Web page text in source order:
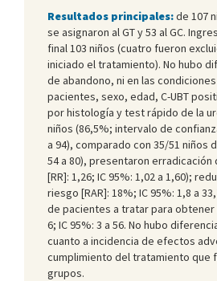
Resultados principales:de 107
se asignaron al GT y 53 al GC.
final 103 niños (cuatro fueron
iniciado el tratamiento). No hubo
de abandono, ni en las
pacientes, sexo, edad, C-UBT
por histología y test rápido de la
niños (86,5%; intervalo de
a 94), comparado con 35/51 niños
54 a 80), presentaron erradicación
[RR]: 1,26; IC 95%: 1,02 a 1,60);
riesgo [RAR]: 18%; IC 95%: 1,8 a
de pacientes a tratar para obtener
6; IC 95%: 3 a 56. No hubo
cuanto a incidencia de efectos
cumplimiento del tratamiento que
grupos.